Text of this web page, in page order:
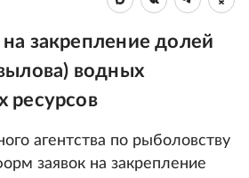
закрепление долей
водных
ресурсов
агентства по рыболовству
заявок на закрепление